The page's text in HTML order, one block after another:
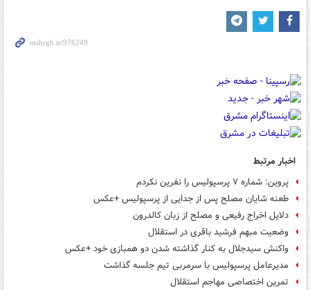
اخبار مرتبط
پروین: شماره ۷ پرسپولیس را نفرین نکردم
طعنه شایان مصلح پس از جدایی از پرسپولیس +عکس
دلایل اخراج رفیعی و مصلح از زبان کالدرون
وضعیت مبهم فرشید باقری در استقلال
واکنش سیدجلال به کنار گذاشته شدن دو همبازی خود +عکس
مدیرعامل پرسپولیس با سرمربی تیم جلسه گذاشت
تمرین اختصاصی مهاجم استقلال